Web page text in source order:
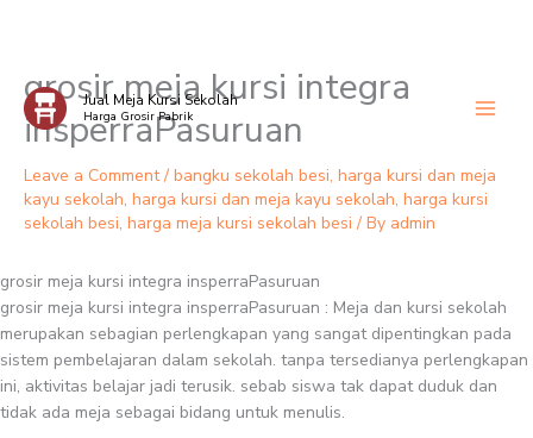
Skip
content
Jual Meja Kursi Sekolah
Harga Grosir Pabrik
grosir meja kursi integra
insperraPasuruan
Leave a Comment / bangku sekolah besi, harga kursi dan meja
kayu sekolah, harga kursi dan meja kayu sekolah, harga kursi
sekolah besi, harga meja kursi sekolah besi / By admin
grosir meja kursi integra insperraPasuruan
grosir meja kursi integra insperraPasuruan : Meja dan kursi sekolah
merupakan sebagian perlengkapan yang sangat dipentingkan pada
sistem pembelajaran dalam sekolah. tanpa tersedianya perlengkapan
ini, aktivitas belajar jadi terusik. sebab siswa tak dapat duduk dan
tidak ada meja sebagai bidang untuk menulis.